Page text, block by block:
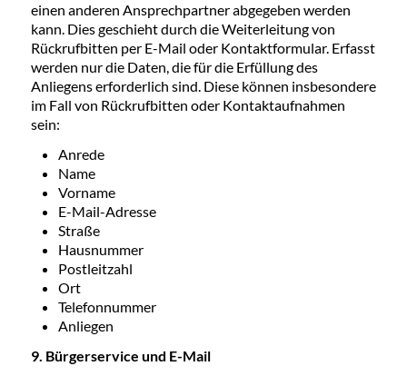
einen anderen Ansprechpartner abgegeben werden
kann. Dies geschieht durch die Weiterleitung von
Rückrufbitten per E-Mail oder Kontaktformular. Erfasst
werden nur die Daten, die für die Erfüllung des
Anliegens erforderlich sind. Diese können insbesondere
im Fall von Rückrufbitten oder Kontaktaufnahmen
sein:
Anrede
Name
Vorname
E-Mail-Adresse
Straße
Hausnummer
Postleitzahl
Ort
Telefonnummer
Anliegen
9. Bürgerservice und E-Mail